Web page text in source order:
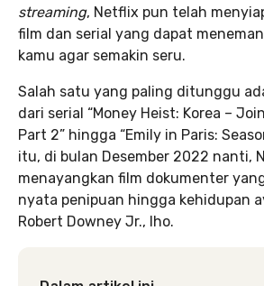
streaming, Netflix pun telah
film dan serial yang dapat
kamu agar semakin seru.
Salah satu yang paling ditunggu
dari serial “Money Heist: Korea –
Part 2” hingga “Emily in Paris:
itu, di bulan Desember 2022 nanti,
menayangkan film dokumenter
nyata penipuan hingga kehidupan
Robert Downey Jr., lho.